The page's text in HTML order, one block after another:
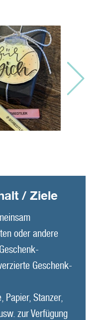
/ Ziele
oder andere
Geschenk-
Papier, Stanzer,
zur Verfügung